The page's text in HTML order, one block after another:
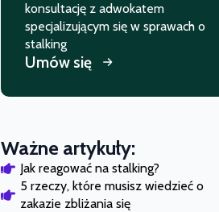
konsultację z adwokatem
specjalizującym się w sprawach o
stalking
Umów się
Ważne artykuły:
Jak reagować na stalking?
5 rzeczy, które musisz wiedzieć o
zakazie zbliżania się